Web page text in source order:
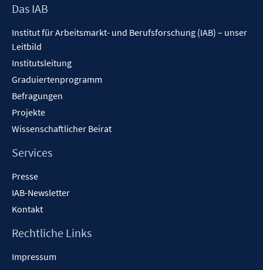
Footer
Das IAB
Institut für Arbeitsmarkt- und Berufsforschung (IAB) – unser
Leitbild
Institutsleitung
Graduiertenprogramm
Befragungen
Projekte
Wissenschaftlicher Beirat
Services
Presse
IAB-Newsletter
Kontakt
Rechtliche Links
Impressum